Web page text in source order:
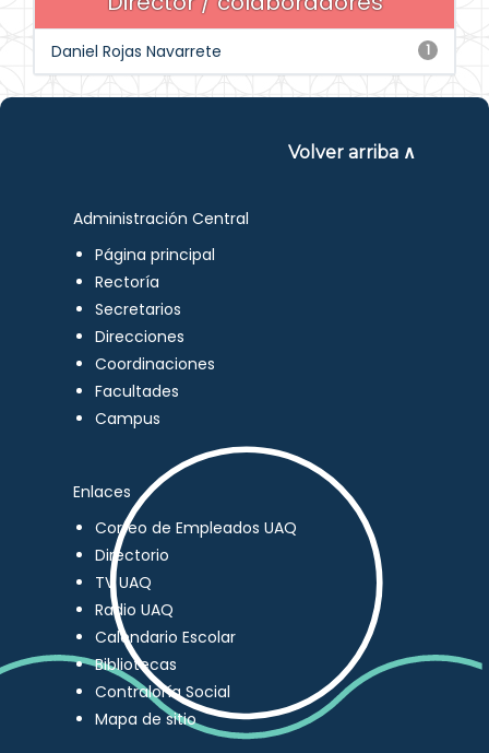
1
Daniel Rojas Navarrete
Volver arriba ∧
Administración Central
Página principal
Rectoría
Secretarios
Direcciones
Coordinaciones
Facultades
Campus
Enlaces
Correo de Empleados UAQ
Directorio
TV UAQ
Radio UAQ
Calendario Escolar
Bibliotecas
Contraloría Social
Mapa de sitio